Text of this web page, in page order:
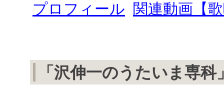
プロフィール 関連動画【
「沢伸一のうたいま専